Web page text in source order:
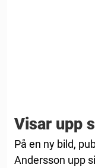
Visar upp
På en ny bild,
Andersson upp